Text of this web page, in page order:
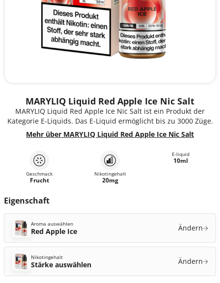
MARYLIQ Liquid Red Apple Ice Nic Salt
MARYLIQ Liquid Red Apple Ice Nic Salt ist ein Produkt der
Kategorie E-Liquids. Das E-Liquid ermöglicht bis zu 3000 Züge.
Mehr über MARYLIQ Liquid Red Apple Ice Nic Salt
Geschmack
Frucht
Nikotingehalt
20mg
E-liquid
10ml
Eigenschaft
Aroma auswählen
Red Apple Ice Ändern
Nikotingehalt
Stärke auswählen Ändern